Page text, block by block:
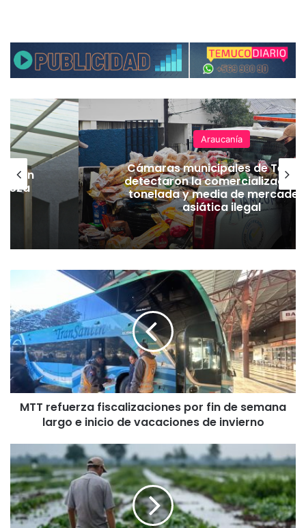
Araucanía
Cámaras municipales de
detectaron la comercialización
tonelada y media de
asiática ilegal
T
r
e
f
u
e
r
s
c
a
l
i
MTT refuerza fiscalizaciones por fin de semana
largo e inicio de vacaciones de invierno
o
b
i
e
r